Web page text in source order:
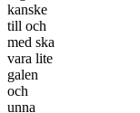
kanske
till och
med ska
vara lite
galen
och
unna